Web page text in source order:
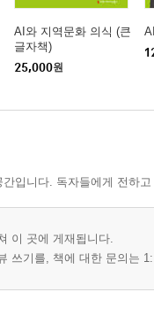
AI와 지역문화 의식 (큰
글자책)
25,000원
입니다. 독자들에게 전하
이 곳에 게재됩니다.
쓰기를, 책에 대한 문의는